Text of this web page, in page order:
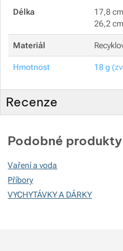
Délka
17,8 cm
26,2 cm
Materiál
Hmotnost 18 g
Recenze
Recenze
Podobné
Vaření a voda
Příbory
VYCHYTÁVKY A DÁRKY